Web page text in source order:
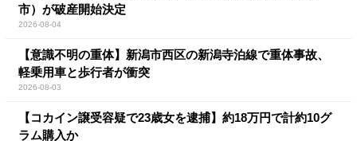
市）が破産開始決定
2026-08-04
【意識不明の重体】新潟市西区の新潟寺泊線で重体事故、
軽乗用車と歩行者が衝突
2026-08-03
【コカイン譲受容疑で23歳女を逮捕】約18万円で計約10グ
ラム購入か